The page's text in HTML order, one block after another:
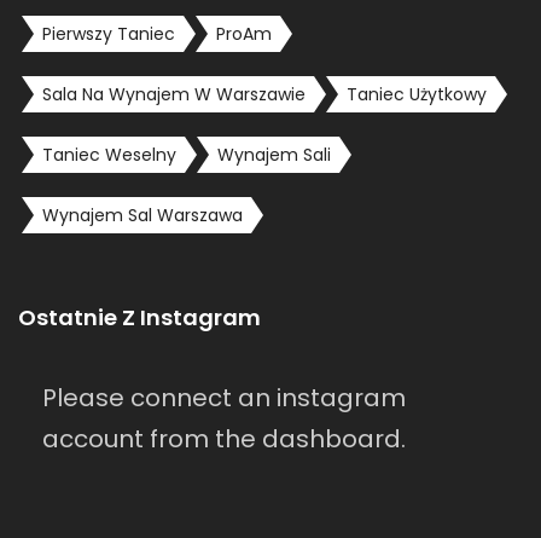
Pierwszy Taniec ProAm
Sala Na Wynajem W Warszawie Taniec Użytkowy
Taniec Weselny Wynajem Sali
Wynajem Sal Warszawa
Ostatnie Z Instagram
Please connect an instagram
account from the dashboard.